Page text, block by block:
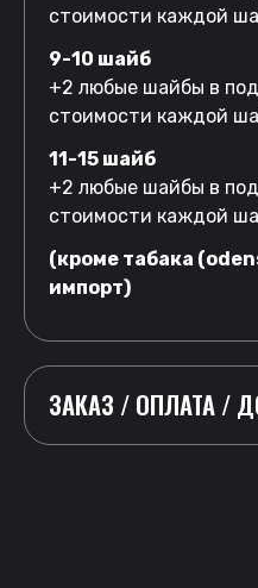
стоимости каждой
9-10 шайб
+2 любые шайбы в
стоимости каждой
11-15 шайб
+2 любые шайбы в
стоимости каждой
(кроме табака
импорт)
ЗАКАЗ / ОПЛАТА /